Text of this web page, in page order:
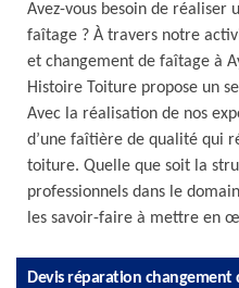
Avez-vous besoin de réaliser
faîtage ? À travers notre
et changement de faîtage à
Histoire Toiture propose un
Avec la réalisation de nos
d’une faîtière de qualité qui
toiture. Quelle que soit la
professionnels dans le
les savoir-faire à mettre en
Devis réparation